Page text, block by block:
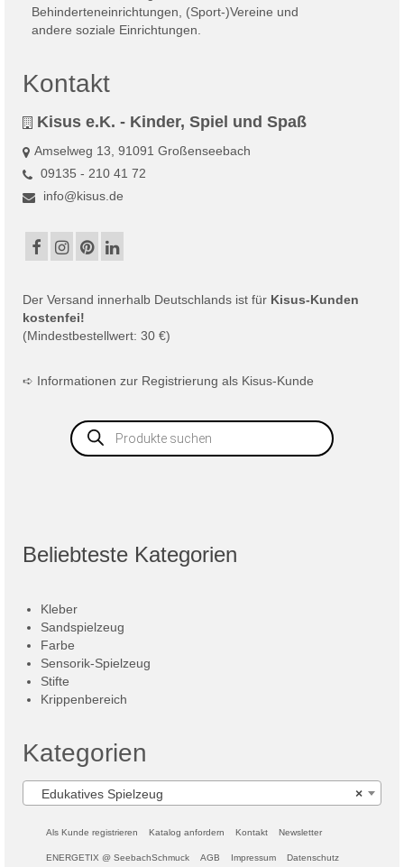
Kontakt
Kisus e.K. - Kinder, Spiel und Spaß
Amselweg 13, 91091 Großenseebach
09135 - 210 41 72
info@kisus.de
Der Versand innerhalb Deutschlands ist für Kisus-Kunden
kostenfei!
(Mindestbestellwert: 30 €)
➪ Informationen zur Registrierung als Kisus-Kunde
Products
search
Beliebteste Kategorien
Kleber
Sandspielzeug
Farbe
Sensorik-Spielzeug
Stifte
Krippenbereich
Kategorien
×
Edukatives Spielzeug
Als Kunde registrieren Katalog anfordern Kontakt Newsletter
ENERGETIX @ SeebachSchmuck AGB Impressum Datenschutz